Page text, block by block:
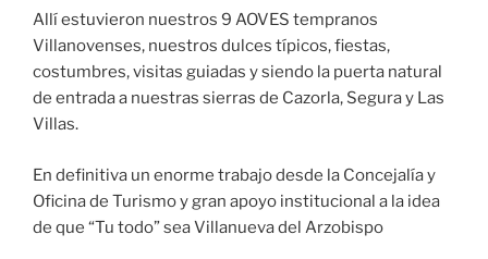
Allí estuvieron nuestros 9 AOVES tempranos
Villanovenses, nuestros dulces típicos, fiestas,
costumbres, visitas guiadas y siendo la puerta natural
de entrada a nuestras sierras de Cazorla, Segura y Las
Villas.
En definitiva un enorme trabajo desde la Concejalía y
Oficina de Turismo y gran apoyo institucional a la idea
de que “Tu todo” sea Villanueva del Arzobispo